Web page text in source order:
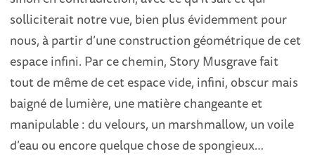
solliciterait notre vue, bien plus évidemment pour
nous, à partir d’une construction géométrique de cet
espace infini. Par ce chemin, Story Musgrave fait
tout de même de cet espace vide, infini, obscur mais
baigné de lumière, une matière changeante et
manipulable : du velours, un marshmallow, un voile
d’eau ou encore quelque chose de spongieux…